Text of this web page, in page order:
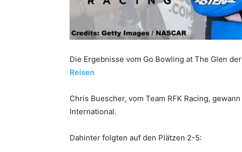
Die Ergebnisse vom Go Bowling at The Glen
Reisen
Chris Buescher, vom Team RFK Racing,
International.
Dahinter folgten auf den Plätzen 2-5: